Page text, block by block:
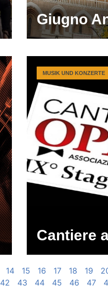
Giugno
Cantiere
MUSIK UND KONZERTE
14 15 16 17 18 19
42 43 44 45 46 47